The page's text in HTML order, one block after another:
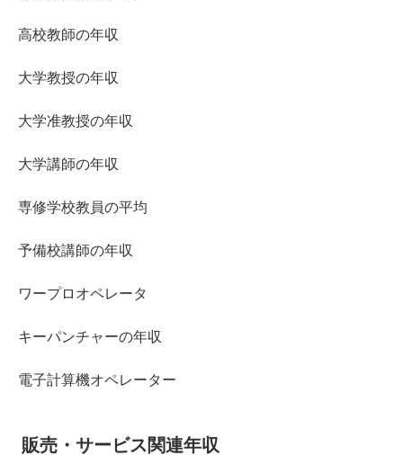
高校教師の年収
大学教授の年収
大学准教授の年収
大学講師の年収
専修学校教員の平均
予備校講師の年収
ワープロオペレータ
キーパンチャーの年収
電子計算機オペレーター
販売・サービス関連年収